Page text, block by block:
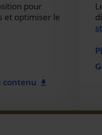
pour
et optimiser le
contenu